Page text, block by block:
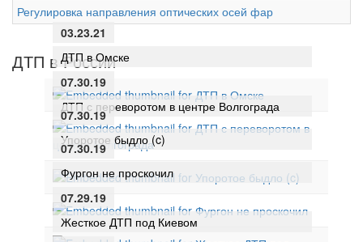
Регулировка направления оптических осей фар
ДТП в России
03.23.21
ДТП в Омске
07.30.19
ДТП с переворотом в центре Волгограда
07.30.19
Упоротое быдло (c)
07.30.19
Фургон не проскочил
07.29.19
Жесткое ДТП под Киевом